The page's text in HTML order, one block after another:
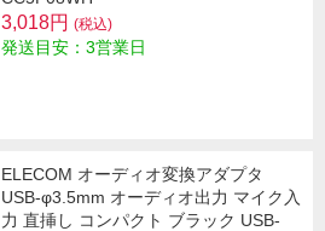
3,018円 (税込)
発送目安：3営業日
ELECOM オーディオ変換アダプタ
USB-φ3.5mm オーディオ出力 マイク入
力 直挿し コンパクト ブラック USB-